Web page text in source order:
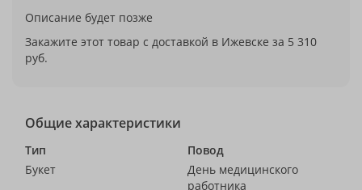
Описание будет позже
Закажите этот товар с доставкой в Ижевске за 5 310
руб.
Общие характеристики
Тип
Букет
Повод
День медицинского
работника